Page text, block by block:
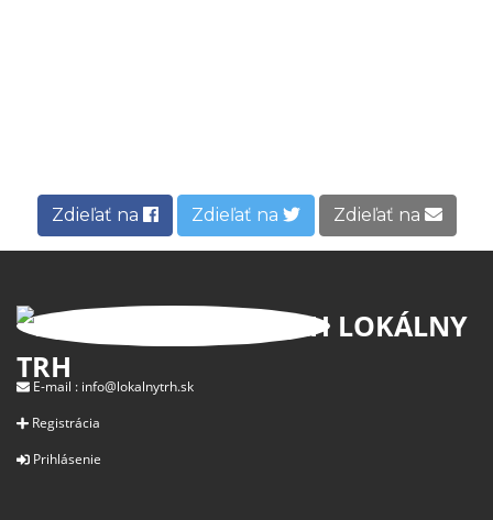
Zdieľať na Zdieľať na Zdieľať na
LOKÁLNY
TRH
E-mail : info@lokalnytrh.sk
Registrácia
Prihlásenie